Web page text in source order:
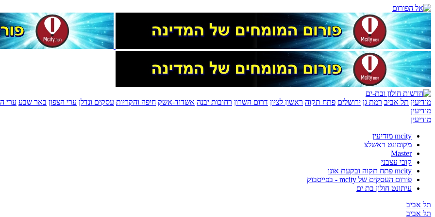
מודיעין תל אביב רמת גן ירושלים פתח תקוה ראשון לציון דרום השרון רחובות יבנה אשדוד-אשק חיפה והקריות עסקים ונדלן ערי הצפון באר שבע ערי
מודיעין
מודיעין
mcity מודיעין
מקומונט ראשלצ
Master
קובי עצבני
mcity פתח תקוה ובקעת אונו
פורום העסקים של mcity - בפייסבוק
עיתונט חולון בת ים
תל אביב
תל אביב